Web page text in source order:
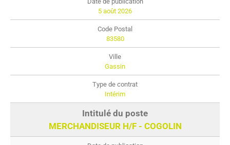
5 août 2026
83580
Gassin
Intérim
MERCHANDISEUR H/F - COGOLIN